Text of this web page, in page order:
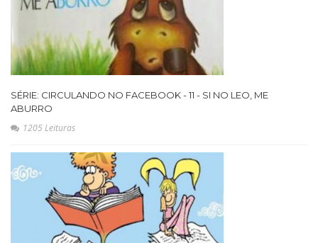
SÉRIE: CIRCULANDO NO FACEBOOK - 11 - SI NO LEO, ME
ABURRO
1205 Leituras